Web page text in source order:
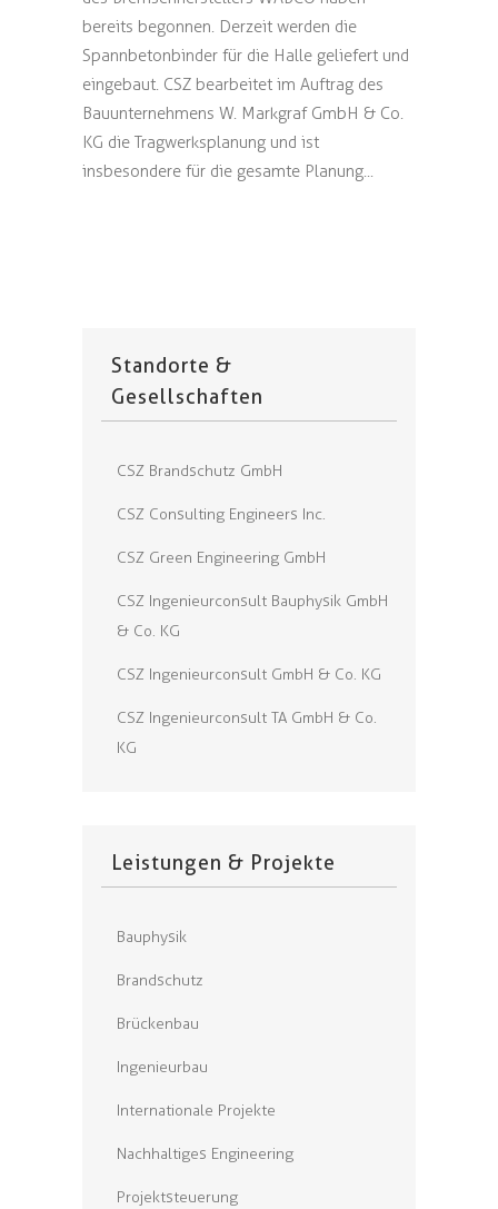
bereits begonnen. Derzeit werden die
Spannbetonbinder für die Halle geliefert und
eingebaut. CSZ bearbeitet im Auftrag des
Bauunternehmens W. Markgraf GmbH & Co.
KG die Tragwerksplanung und ist
insbesondere für die gesamte Planung...
Standorte &
Gesellschaften
CSZ Brandschutz GmbH
CSZ Consulting Engineers Inc.
CSZ Green Engineering GmbH
CSZ Ingenieurconsult Bauphysik GmbH
& Co. KG
CSZ Ingenieurconsult GmbH & Co. KG
CSZ Ingenieurconsult TA GmbH & Co.
KG
Leistungen & Projekte
Bauphysik
Brandschutz
Brückenbau
Ingenieurbau
Internationale Projekte
Nachhaltiges Engineering
Projektsteuerung